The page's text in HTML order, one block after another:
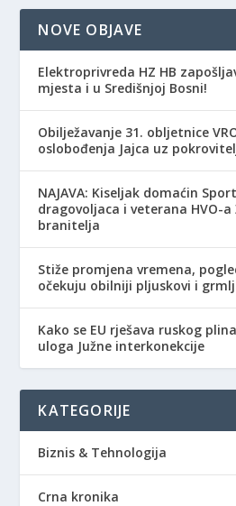
NOVE OBJAVE
Elektroprivreda HZ HB
mjesta i u Središnjoj Bosni!
Obilježavanje 31. obljetnice
oslobođenja Jajca uz
NAJAVA: Kiseljak domaćin
dragovoljaca i veterana HVO-a
branitelja
Stiže promjena vremena,
očekuju obilniji pljuskovi i
Kako se EU rješava ruskog
uloga Južne interkonekcije
KATEGORIJE
Biznis & Tehnologija
Crna kronika